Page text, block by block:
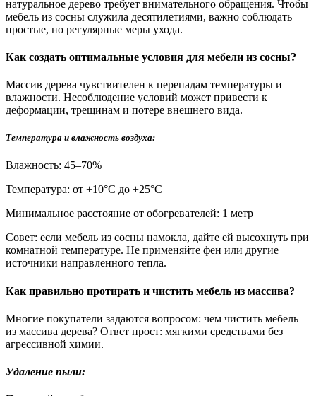
натуральное дерево требует внимательного обращения. Чтобы
мебель из сосны служила десятилетиями, важно соблюдать
простые, но регулярные меры ухода.
Как создать оптимальные условия для мебели из сосны?
Массив дерева чувствителен к перепадам температуры и
влажности. Несоблюдение условий может привести к
деформации, трещинам и потере внешнего вида.
Температура и влажность воздуха:
Влажность: 45–70%
Температура: от +10°С до +25°С
Минимальное расстояние от обогревателей: 1 метр
Совет: если мебель из сосны намокла, дайте ей высохнуть при
комнатной температуре. Не применяйте фен или другие
источники направленного тепла.
Как правильно протирать и чистить мебель из массива?
Многие покупатели задаются вопросом: чем чистить мебель
из массива дерева? Ответ прост: мягкими средствами без
агрессивной химии.
Удаление пыли: